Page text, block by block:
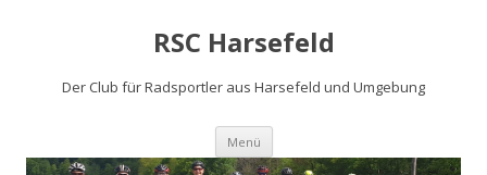
RSC Harsefeld
Der Club für Radsportler aus Harsefeld und Umgebung
Menü Zum
springen